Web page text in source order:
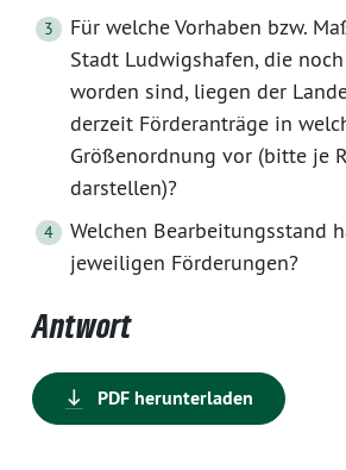
Für welche Vorhaben bzw.
Stadt Ludwigshafen, die
worden sind, liegen der
derzeit Förderanträge in
Größenordnung vor (bitte je
darstellen)?
Welchen Bearbeitungsstand
jeweiligen Förderungen?
Antwort
PDF herunterladen